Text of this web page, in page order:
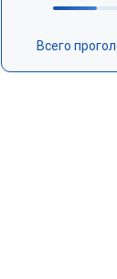
Всего